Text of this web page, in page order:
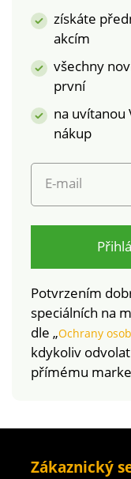
získáte
akcím
všechny
první
na uvítanou
nákup
E-mail
Potvrzením
speciálních na
dle „Ochrany
kdykoliv
přímému
Zákaznický